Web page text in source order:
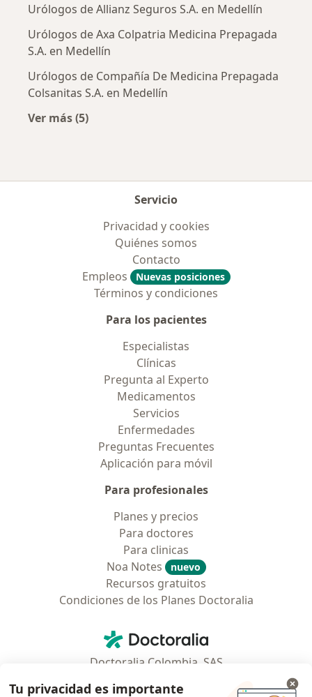
Urólogos de Allianz Seguros S.A. en Medellín
Urólogos de Axa Colpatria Medicina Prepagada
S.A. en Medellín
Urólogos de Compañía De Medicina Prepagada
Colsanitas S.A. en Medellín
Ver más (5)
Servicio
Privacidad y cookies
Quiénes somos
Contacto
Empleos
Nuevas posiciones
Términos y condiciones
Para los pacientes
Especialistas
Clínicas
Pregunta al Experto
Medicamentos
Servicios
Enfermedades
Preguntas Frecuentes
Aplicación para móvil
Para profesionales
Planes y precios
Para doctores
Para clinicas
Noa Notes
nuevo
Recursos gratuitos
Condiciones de los Planes Doctoralia
Doctoralia - Página de inicio
Doctoralia Colombia, SAS
Tu privacidad es importante